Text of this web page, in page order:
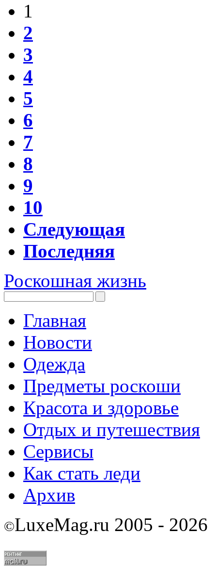
1
2
3
4
5
6
7
8
9
10
Следующая
Последняя
Роскошная жизнь
Главная
Новости
Одежда
Предметы роскоши
Красота и здоровье
Отдых и путешествия
Сервисы
Как стать леди
Архив
©LuxeMag.ru 2005 - 2026